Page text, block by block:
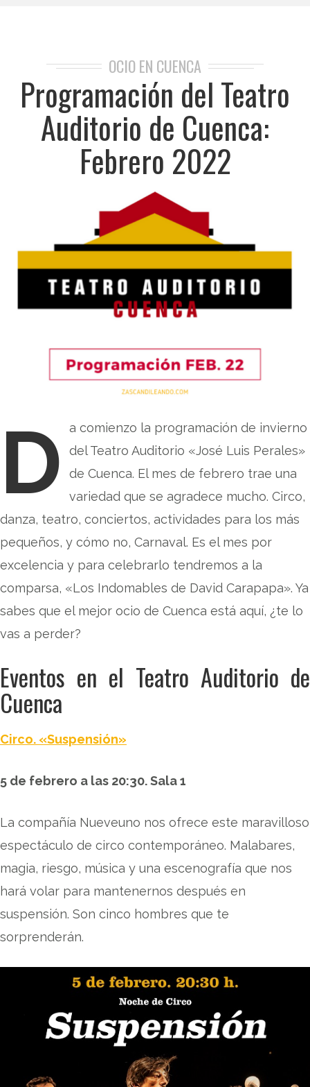
OCIO EN CUENCA
Programación del Teatro
Auditorio de Cuenca:
Febrero 2022
D
a comienzo la programación de invierno
del Teatro Auditorio «José Luis Perales»
de Cuenca. El mes de febrero trae una
variedad que se agradece mucho. Circo,
danza, teatro, conciertos, actividades para los más
pequeños, y cómo no, Carnaval. Es el mes por
excelencia y para celebrarlo tendremos a la
comparsa, «Los Indomables de David Carapapa». Ya
sabes que el mejor ocio de Cuenca está aquí, ¿te lo
vas a perder?
Eventos en el Teatro Auditorio de
Cuenca
Circo. «Suspensión»
5 de febrero a las 20:30. Sala 1
La compañía Nueveuno nos ofrece este maravilloso
espectáculo de circo contemporáneo. Malabares,
magia, riesgo, música y una escenografía que nos
hará volar para mantenernos después en
suspensión. Son cinco hombres que te
sorprenderán.